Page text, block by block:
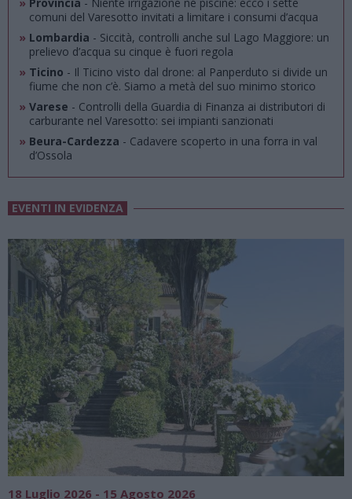
comuni del Varesotto invitati a limitare i consumi d’acqua
» Lombardia - Siccità, controlli anche sul Lago Maggiore: un
prelievo d’acqua su cinque è fuori regola
» Ticino - Il Ticino visto dal drone: al Panperduto si divide un
fiume che non c’è. Siamo a metà del suo minimo storico
» Varese - Controlli della Guardia di Finanza ai distributori di
carburante nel Varesotto: sei impianti sanzionati
» Beura-Cardezza - Cadavere scoperto in una forra in val
d’Ossola
EVENTI IN EVIDENZA